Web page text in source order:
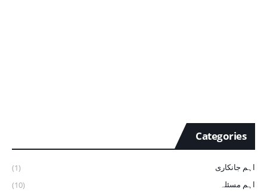
Categories
اہم جانکاری
(1)
اہم مسئلہ
(10)